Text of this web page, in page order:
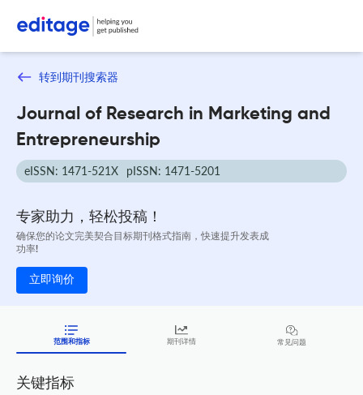
转到期刊搜索器
Journal of Research in Marketing and
Entrepreneurship
eISSN: 1471-521X pISSN: 1471-5201
专家助力，轻松投稿！
确保您的论文完美契合目标期刊格式指南，快速提升发表成
功率!
立即询价
范围和指标 期刊详情 常见问题
关键指标